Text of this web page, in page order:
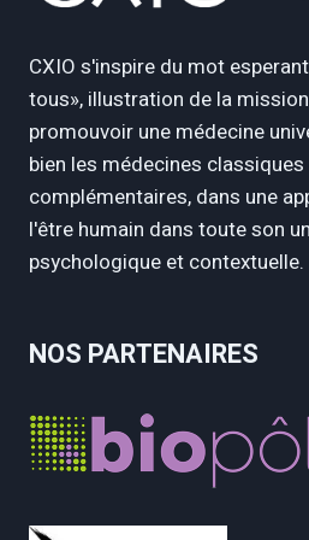
CXIO s'inspire du mot
tous», illustration de la
promouvoir une médecine
bien les médecines
complémentaires, dans une
l'être humain dans toute son
psychologique et contextuelle.
NOS PARTENAIRES